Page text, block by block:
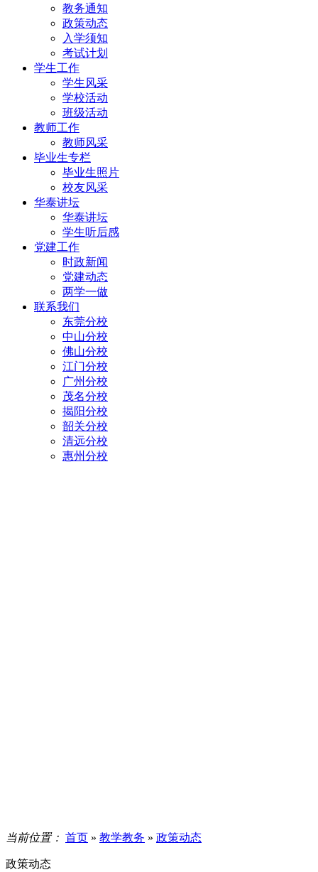
教务通知
政策动态
入学须知
考试计划
学生工作
学生风采
学校活动
班级活动
教师工作
教师风采
毕业生专栏
毕业生照片
校友风采
华泰讲坛
华泰讲坛
学生听后感
党建工作
时政新闻
党建动态
两学一做
联系我们
东莞分校
中山分校
佛山分校
江门分校
广州分校
茂名分校
揭阳分校
韶关分校
清远分校
惠州分校
当前位置： 首页 » 教学教务 » 政策动态
政策动态